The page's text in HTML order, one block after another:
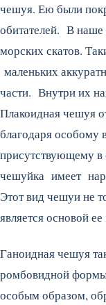
чешуя. Ею были
обитателей. В наше
морских скатов.
маленьких
части. Внутри их
Плакоидная чешуя
благодаря особому
присутствующему в
чешуйка имеет
Этот вид чешуи не
является основой
Ганоидная чешуя
ромбовидной
особым образом,